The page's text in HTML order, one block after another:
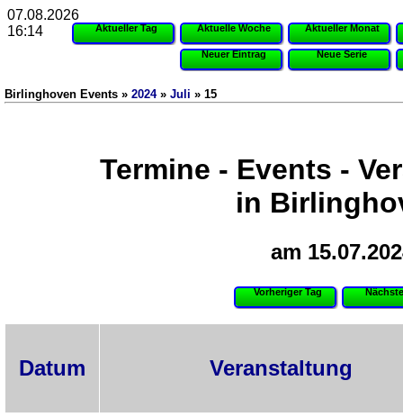
Aktueller Tag Aktuelle Woche Aktueller Monat
Neuer Eintrag Neue Serie
Birlinghoven Events » 2024» Juli » 15
Termine - Events -
in
am
Vorheriger Tag
Datum Veranstaltung
07.08.2026
16:14